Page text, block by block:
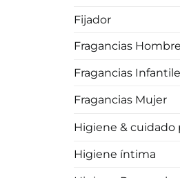
Fijador
Fragancias Hombre
Fragancias
Fragancias Mujer
Higiene & cuidado
Higiene íntima